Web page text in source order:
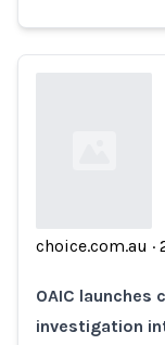
choice.com.au ·
OAIC
investigation